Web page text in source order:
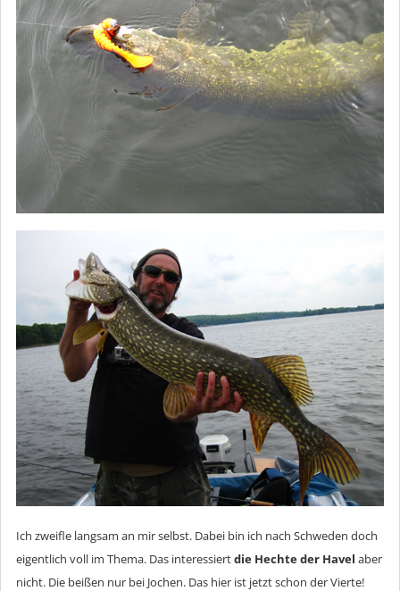
Ich zweifle langsam an mir selbst. Dabei bin ich nach Schweden doch
eigentlich voll im Thema. Das interessiertdie Hechte der Havel aber
nicht. Die beißen nur bei Jochen. Das hier ist jetzt schon der Vierte!